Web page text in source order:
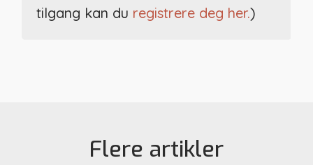
tilgang kan du registrere deg her.)
Flere artikler